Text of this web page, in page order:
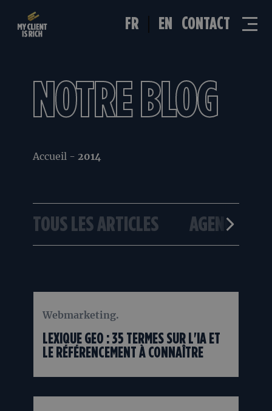
FR EN CONTACT
NOTRE BLOG
Accueil - 2014
TOUS LES ARTICLES AGENCE
06/08
2026
Webmarketing.
LEXIQUE GEO : 35 TERMES SUR L'IA ET
LE RÉFÉRENCEMENT À CONNAÎTRE